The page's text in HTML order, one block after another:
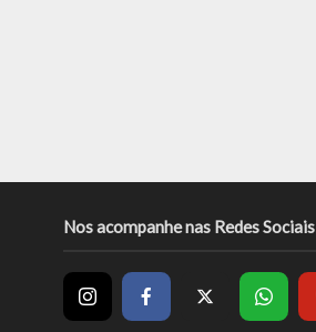
Nos acompanhe nas Redes Sociais